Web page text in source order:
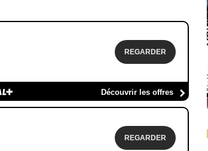
REGARDER
Découvrir les offres
REGARDER